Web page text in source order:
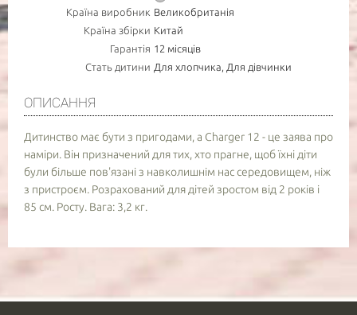
Країна виробник Великобританія
Країна збірки Китай
Гарантія 12 місяців
Стать дитини Для хлопчика, Для дівчинки
ОПИСАННЯ
Дитинство має бути з пригодами, а Charger 12 - це заява про
наміри. Він призначений для тих, хто прагне, щоб їхні діти
були більше пов'язані з навколишнім нас середовищем, ніж
з пристроєм. Розрахований для дітей зростом від 2 років і
85 см. Росту. Вага: 3,2 кг.
Повідомте про зразкову дату доставки товару
- обов'язково до заповнення